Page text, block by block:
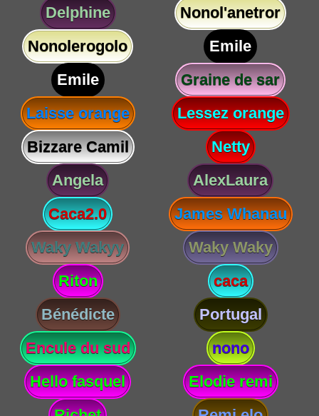
Delphine
Nonol'anetror
Nonolerogolo
Emile
Emile
Graine de sar
Laisse orange
Lessez orange
Bizzare Camil
Netty
Angela
AlexLaura
Caca2.0
James Whanau
Waky Wakyy
Waky Waky
Riton
caca
Bénédicte
Portugal
Encule du sud
nono
Hello fasquel
Elodie remi